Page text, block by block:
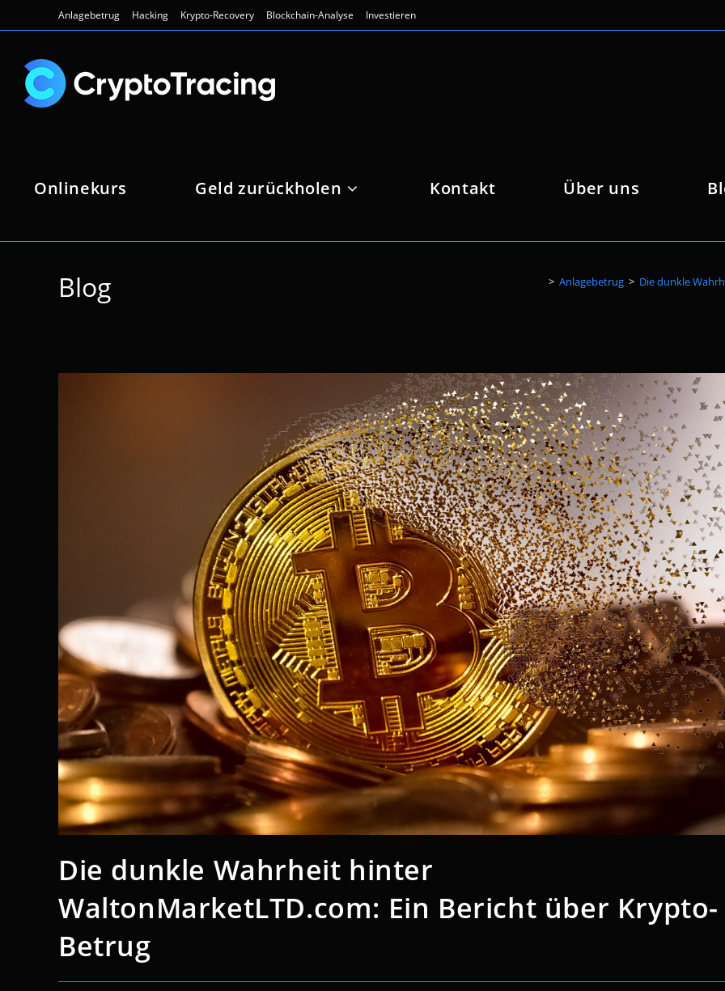
Inhalt
Anlagebetrug Hacking Krypto-Recovery Blockchain-Analyse Investieren
Onlinekurs Geld zurückholen Kontakt Über uns
Blog > Anlagebetrug > Die dunkle
Die dunkle Wahrheit hinter
WaltonMarketLTD.com: Ein Bericht über Krypto-
Betrug